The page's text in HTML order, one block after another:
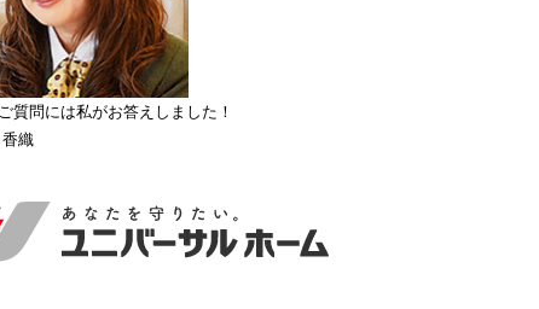
質問には私がお答えしました！
織